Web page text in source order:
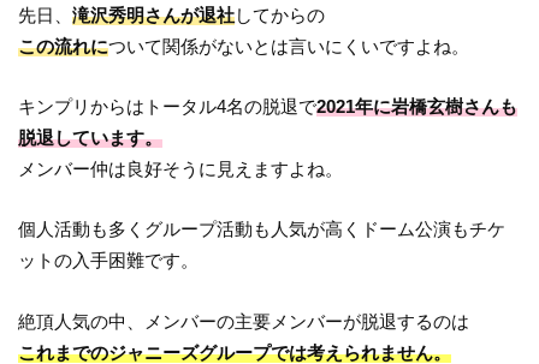
先日、滝沢秀明さんが退社してからの
この流れについて関係がないとは言いにくいですよね。
キンプリからはトータル4名の脱退で2021年に岩橋玄樹さんも
脱退しています。
メンバー仲は良好そうに見えますよね。
個人活動も多くグループ活動も人気が高くドーム公演もチケ
ットの入手困難です。
絶頂人気の中、メンバーの主要メンバーが脱退するのは
これまでのジャニーズグループでは考えられません。